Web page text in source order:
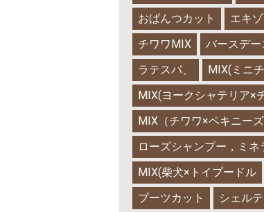
おぱんつカット
エキ
チワワMIX
バースデ
ラテスパ、
MIX(ミニ
MIX(ヨークシャテリア×
MIX（チワワ×ペキニーズ
ローズシャンプー，ミ
MIX(柴犬×トイプードル
ブーツカット
シェル